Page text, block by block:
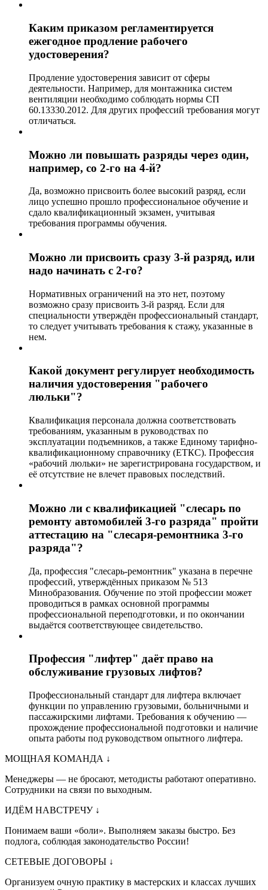
Каким приказом регламентируется
ежегодное продление рабочего
удостоверения?
Продление удостоверения зависит от сферы
деятельности. Например, для монтажника систем
вентиляции необходимо соблюдать нормы СП
60.13330.2012. Для других профессий требования могут
отличаться.
Можно ли повышать разряды через один,
например, со 2-го на 4-й?
Да, возможно присвоить более высокий разряд, если
лицо успешно прошло профессиональное обучение и
сдало квалификационный экзамен, учитывая
требования программы обучения.
Можно ли присвоить сразу 3-й разряд, или
надо начинать с 2-го?
Нормативных ограничений на это нет, поэтому
возможно сразу присвоить 3-й разряд. Если для
специальности утверждён профессиональный стандарт,
то следует учитывать требования к стажу, указанные в
нем.
Какой документ регулирует необходимость
наличия удостоверения "рабочего
люльки"?
Квалификация персонала должна соответствовать
требованиям, указанным в руководствах по
эксплуатации подъемников, а также Единому тарифно-
квалификационному справочнику (ЕТКС). Профессия
«рабочий люльки» не зарегистрирована государством, и
её отсутствие не влечет правовых последствий.
Можно ли с квалификацией "слесарь по
ремонту автомобилей 3-го разряда" пройти
аттестацию на "слесаря-ремонтника 3-го
разряда"?
Да, профессия "слесарь-ремонтник" указана в перечне
профессий, утверждённых приказом № 513
Минобразования. Обучение по этой профессии может
проводиться в рамках основной программы
профессиональной переподготовки, и по окончании
выдаётся соответствующее свидетельство.
Профессия "лифтер" даёт право на
обслуживание грузовых лифтов?
Профессиональный стандарт для лифтера включает
функции по управлению грузовыми, больничными и
пассажирскими лифтами. Требования к обучению —
прохождение профессиональной подготовки и наличие
опыта работы под руководством опытного лифтера.
МОЩНАЯ КОМАНДА ↓
Менеджеры — не бросают, методисты работают оперативно.
Сотрудники на связи по выходным.
ИДЁМ НАВСТРЕЧУ ↓
Понимаем ваши «боли». Выполняем заказы быстро. Без
подлога, соблюдая законодательство России!
СЕТЕВЫЕ ДОГОВОРЫ ↓
Организуем очную практику в мастерских и классах лучших